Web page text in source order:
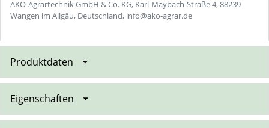
AKO-Agrartechnik GmbH & Co. KG, Karl-Maybach-Straße 4, 88239
Wangen im Allgäu, Deutschland, info@ako-agrar.de
Produktdaten
Eigenschaften